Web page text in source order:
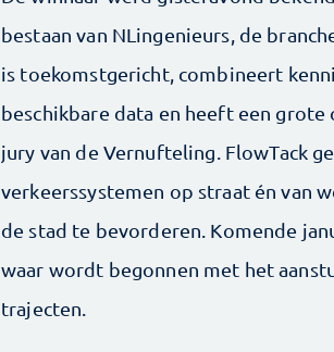
bestaan van NLingenieurs, de
is toekomstgericht, combineert
beschikbare data en heeft een
jury van de Vernufteling. FlowTack
verkeerssystemen op straat én van
de stad te bevorderen. Komende
waar wordt begonnen met het
trajecten.